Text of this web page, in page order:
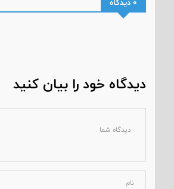
دیدگاه خود را بیان کنید